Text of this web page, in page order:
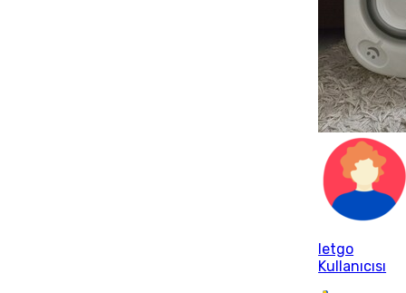
letgo
Kullanıcısı